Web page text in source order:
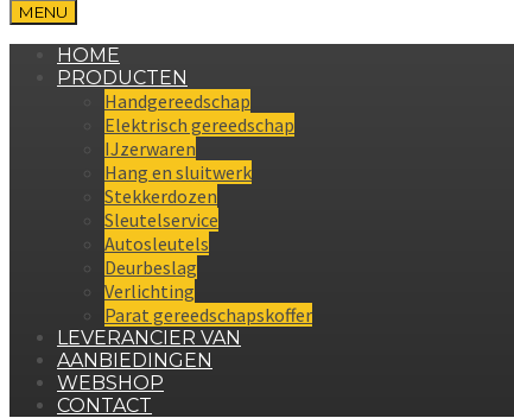
MENU
HOME
PRODUCTEN
Handgereedschap
Elektrisch gereedschap
IJzerwaren
Hang en sluitwerk
Stekkerdozen
Sleutelservice
Autosleutels
Deurbeslag
Verlichting
Parat gereedschapskoffer
LEVERANCIER VAN
AANBIEDINGEN
WEBSHOP
CONTACT